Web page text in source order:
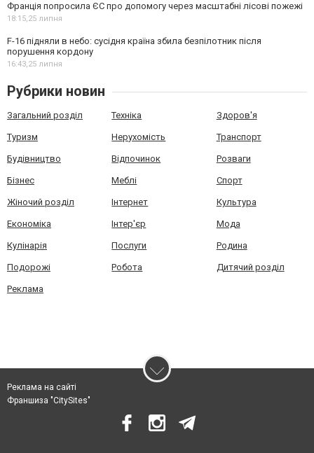
Франція попросила ЄС про допомогу через масштабні лісові пожежі
18:15,25 липня
F-16 підняли в небо: сусідня країна збила безпілотник після
порушення кордону
16:43,25 липня
Рубрики новин
Загальний розділ Техніка Здоров'я
Туризм Нерухомість Транспорт
Будівництво Відпочинок Розваги
Бізнес Меблі Спорт
Жіночий розділ Інтернет Культура
Економіка Інтер'єр Мода
Кулінарія Послуги Родина
Подорожі Робота Дитячий розділ
Реклама
Реклама на сайті
Франшиза "CitySites"